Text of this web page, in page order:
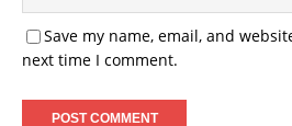
Save my name, email, and
next time I comment.